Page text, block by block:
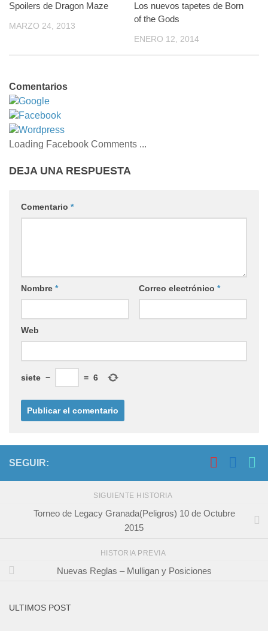
Spoilers de Dragon Maze
MARZO 24, 2013
Los nuevos tapetes de Born
of the Gods
ENERO 12, 2014
Comentarios
Google
Facebook
Wordpress
Loading Facebook Comments ...
DEJA UNA RESPUESTA
Comentario *
Nombre * Correo electrónico *
Web
siete − = 6
SEGUIR:
SIGUIENTE HISTORIA
Torneo de Legacy Granada(Peligros) 10 de Octubre
2015
HISTORIA PREVIA
Nuevas Reglas – Mulligan y Posiciones
ULTIMOS POST